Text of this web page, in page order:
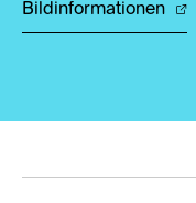
Bildinformationen